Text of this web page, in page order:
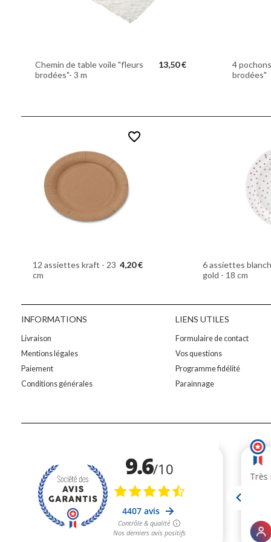
Chemin de table voile "fleurs
brodées"- 3 m
13,50 €
4
brodées"
favorite_border
12 assiettes kraft - 23
cm
4,20 €
6 assiettes
gold - 18 cm
INFORMATIONS
Livraison
Mentions légales
Paiement
Conditions générales
LIENS UTILES
Formulaire de contact
Vos questions
Programme fidélité
Parainnage